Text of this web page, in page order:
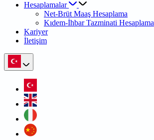
Hesaplamalar
Net-Brüt Maaş Hesaplama
Kıdem-İhbar Tazminati Hesaplama
Kariyer
İletişim